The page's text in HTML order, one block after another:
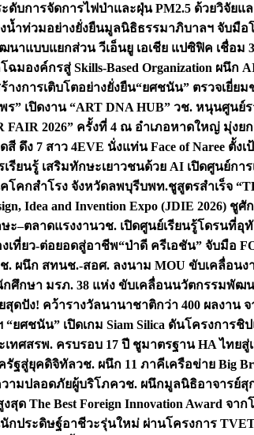
บการจัดการไฟป่าและฝุ่น PM2.5 ด้วยวิจัยแ
น้ำท่วมอย่างยั่งยืนมูลนิธิธรรมาภิบาลฯ จับมือ
นาแบบแยกส่วน วีเอ็นยู เอเชีย แปซิฟิค เชื่
โฉมองค์กรสู่ Skills-Based Organization ผนึ
างการเติบโตอย่างยั่งยืน“ยศชนัน” ตรวจเยี่ย
ร” เปิดงาน “ART DNA HUB” วช. หนุนศู
FAIR 2026” ครั้งที่ 4 ณ อำเภอหาดใหญ่ มุ่ง
สี ดึง 7 สาว 4EVE นั่งแท่น Face of Naree ตั้ง
รียนรู้ เสริมทักษะเยาวชนด้วย AI เปิดศูนย์กา
โคกสำโรง จังหวัดลพบุรีบพท.ชูสูตรสำเร็จ
Idea and Invention Expo (JDIE 2026)
ะ–ตลาดแรงงานวช. เปิดศูนย์เรียนรู้โดรนที่อุ
เที่ยว-ต่อยอดสู่อาชีพ“ป่าดี ครีเอชัน” จับมือ
. ผนึก สทนช.-สอศ. ลงนาม MOU ขับเคลื่อน
กศึกษา มรภ. 38 แห่ง ขับเคลื่อนนวัตกรรมพัฒ
สุดปัง! คว้ารางวัลนานาชาติกว่า 400 ผลงาน
“ยศชนัน” เปิดเกม Siam Silica ดันโครงการชิ
เทศสรพ. ครบรอบ 17 ปี ชูมาตรฐาน HA ไทย
รัฐสู่ยุคดิจิทัลวช. ผนึก 11 ภาคีเครือข่าย Big
ามปลอดภัยผู้บริโภควช. ผนึกมูลนิธิอาจารย์สุ
ด The Best Foreign Innovation Award จา
กประดิษฐ์อาชีวะรุ่นใหม่ ผ่านโครงการ TVET